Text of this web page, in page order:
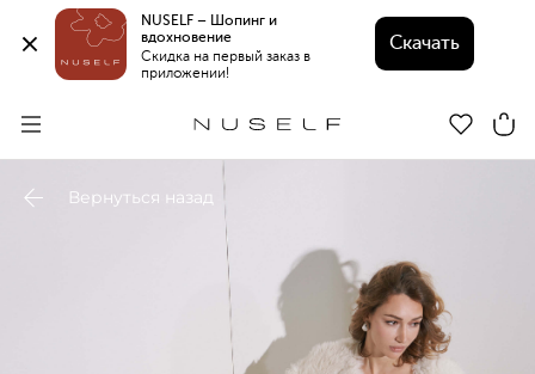
NUSELF – Шопинг и
вдохновение
Скидка на первый заказ в
приложении!
Скачать
Вернуться назад